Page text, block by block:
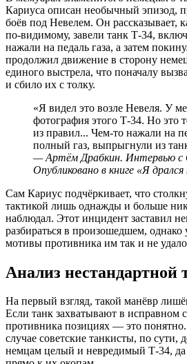
Кариуса описан необычный эпизод,
боёв под Невелем. Он рассказывает,
по-видимому, завели танк Т-34,
нажали на педаль газа, а затем
продолжил движение в сторону
единого выстрела, что поначалу
и сбило их с толку.
«Я видел это возле Невеля. У
фотография этого Т-34. Но это
из правил... Чем-то нажали на
полный газ, выпрыгнули из
— Артём Драбкин. Интервью
Опубликовано в книге «Я
Сам Кариус подчёркивает, что
тактикой лишь однажды и больше
наблюдал. Этот инцидент заставил
разбираться в произошедшем, однако
мотивы противника им так и не
Анализ нестандартной
На первый взгляд, такой манёвр
Если танк захватывают в исправном
противника позициях — это
случае советские танкисты, по сути,
немцам целый и невредимый Т-34, да